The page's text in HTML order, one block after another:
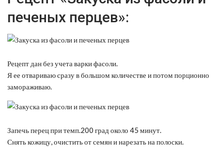
печеных перцев»:
Рецепт дан без учета варки фасоли.
Я ее отвариваю сразу в большом количестве и потом порционно
замораживаю.
Запечь перец при темп.200 град около 45 минут.
Снять кожицу, очистить от семян и нарезать на полоски.